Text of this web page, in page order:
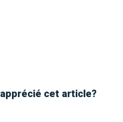
cet article?